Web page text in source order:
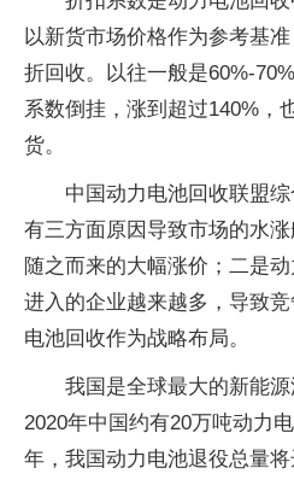
以新货市场价格作为参考基
折回收。以往一般是60%-
系数倒挂，涨到超过140%，
货。
中国动力电池回收联盟
有三方面原因导致市场的水
随之而来的大幅涨价；二是
进入的企业越来越多，导致
电池回收作为战略布局。
我国是全球最大的新能
2020年中国约有20万吨动力
年，我国动力电池退役总量将